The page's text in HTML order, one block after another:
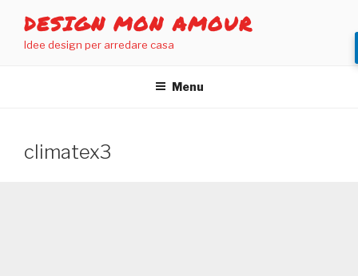
contenuto
DESIGN MON AMOUR
Idee design per arredare casa
Menu
climatex3